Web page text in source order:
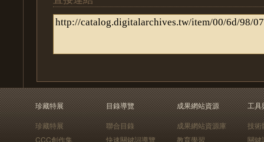
珍藏特展
珍藏特展
CCC創作集
目錄導覽
聯合目錄
快速關鍵詞導覽
成果網站資源
成果網站資源庫
教育學習
工具
技術
關鍵